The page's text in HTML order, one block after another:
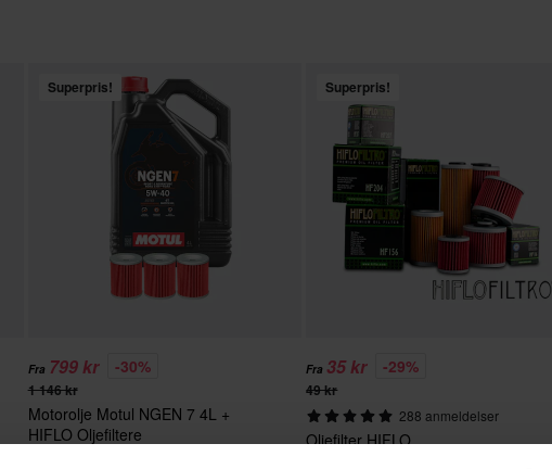
Superpris!
Fra 799 kr -30%
1 146 kr
Motorolje Motul NGEN 7 4L +
HIFLO Oljefiltere
Superpris!
Fra 35 kr -29%
49 kr
288 anmeldelser
Oljefilter HIFLO